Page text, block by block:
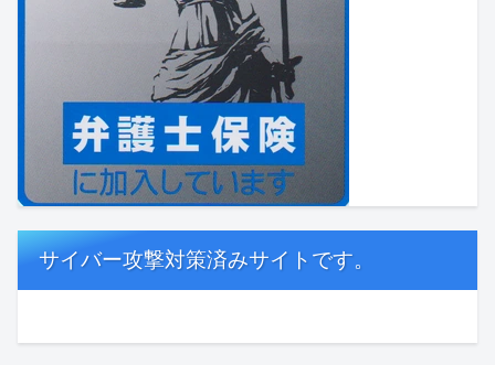
サイバー攻撃対策済みサイトです。